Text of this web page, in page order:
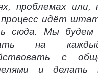
проблемах или,
идёт
сюда. Мы будем
на
с
и делать